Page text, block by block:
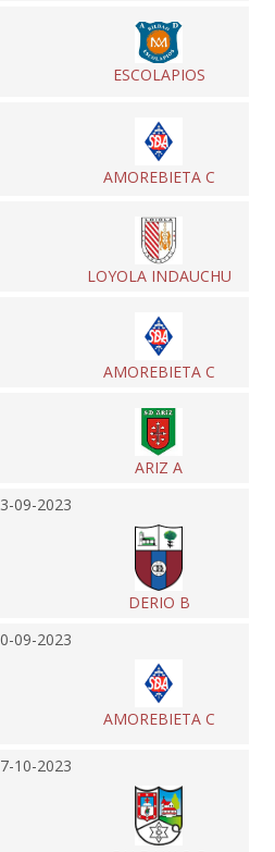
ESCOLAPIOS
AMOREBIETA C
LOYOLA INDAUCHU
AMOREBIETA C
ARIZ A
09-2023
DERIO B
09-2023
AMOREBIETA C
10-2023